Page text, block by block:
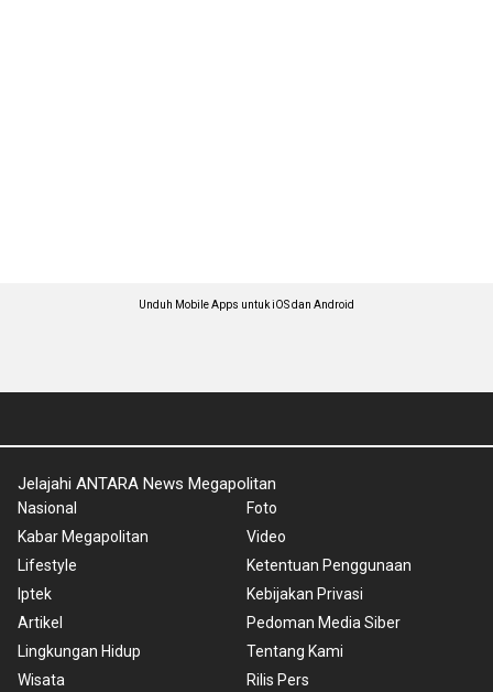
Unduh Mobile Apps untuk iOS dan Android
Jelajahi ANTARA News Megapolitan
Nasional
Kabar Megapolitan
Lifestyle
Iptek
Artikel
Lingkungan Hidup
Wisata
Foto
Video
Ketentuan Penggunaan
Kebijakan Privasi
Pedoman Media Siber
Tentang Kami
Rilis Pers